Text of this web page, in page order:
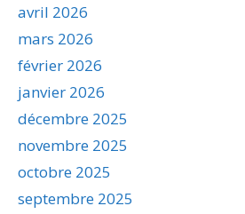
avril 2026
mars 2026
février 2026
janvier 2026
décembre 2025
novembre 2025
octobre 2025
septembre 2025